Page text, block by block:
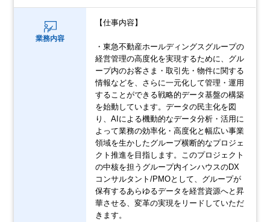
業務内容
【仕事内容】
・東急不動産ホールディングスグループの
経営管理の高度化を実現するために、グル
ープ内のお客さま・取引先・物件に関する
情報などを、さらに一元化して管理・運用
することができる戦略的データ基盤の構築
を始動しています。データの民主化を図
り、AIによる機動的なデータ分析・活用に
よって業務の効率化・高度化と幅広い事業
領域を生かしたグループ横断的なプロジェ
クト推進を目指します。このプロジェクト
の中核を担うグループ内インハウスのDX
コンサルタント/PMOとして、グループが
保有するあらゆるデータを経営資源へと昇
華させる、変革の実現をリードしていただ
きます。